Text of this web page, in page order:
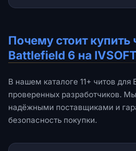
Почему стоит купить
Battlefield 6 на
В нашем каталоге 11+ читов для
проверенных разработчиков.
надёжными поставщиками и
безопасность покупки.